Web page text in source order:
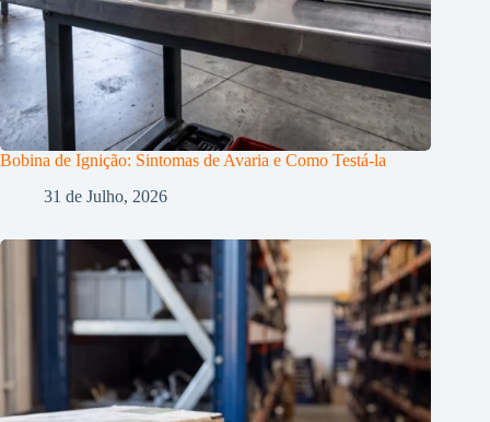
Bobina de Ignição: Sintomas de Avaria e Como Testá-la
31 de Julho, 2026